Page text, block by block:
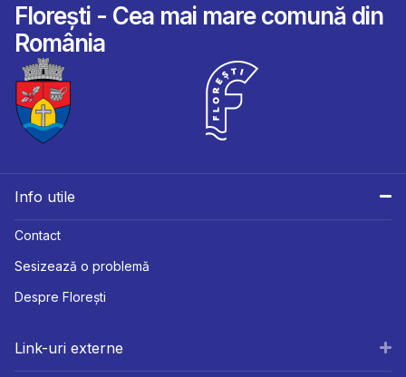
Florești - Cea mai mare comună din
România
Info utile
Contact
Sesizează o problemă
Despre Florești
Link-uri externe